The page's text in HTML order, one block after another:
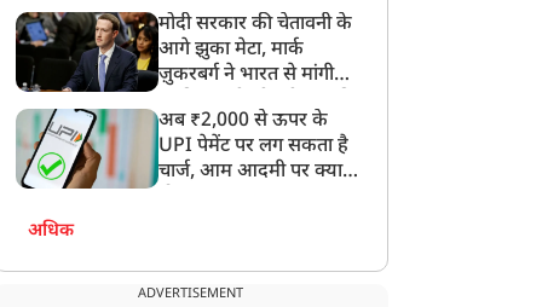
पानी के लिए PM मोदी के दर
पहुंचे थलपति विजय, चिट्ठी में
रखीं कई बड़ी मांगें
आखिरी बार भाई से नहीं मिल
पाया... अब तड़प रहा जेल में
बंद अली, अबान के जनाजे में
मोदी सरकार की चेतावनी के
आगे झुका मेटा, मार्क
ज़ुकरबर्ग ने भारत से मांगी
अब ₹2,000 से ऊपर के
UPI पेमेंट पर लग सकता है
चार्ज, आम आदमी पर क्या
अधिक
ADVERTISEMENT